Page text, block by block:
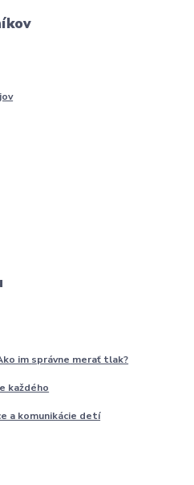
im správne merať tlak?
každého
a komunikácie detí